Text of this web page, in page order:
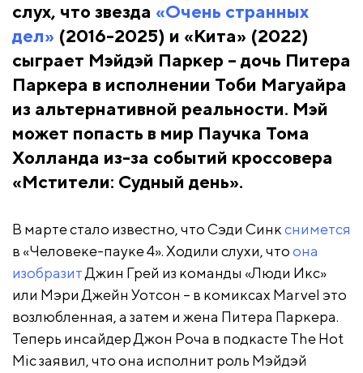
слух, что звезда «Очень странных
дел» (2016-2025) и «Кита» (2022)
сыграет Мэйдэй Паркер – дочь Питера
Паркера в исполнении Тоби Магуайра
из альтернативной реальности. Мэй
может попасть в мир Паучка Тома
Холланда из-за событий кроссовера
«Мстители: Судный день».
В марте стало известно, что Сэди Синкснимется
в «Человеке-пауке 4». Ходили слухи, чтоона
изобразитДжин Грей из команды «Люди Икс»
или Мэри Джейн Уотсон – в комиксах Marvel это
возлюбленная, а затем и жена Питера Паркера.
Теперь инсайдер Джон Роча в подкасте The Hot
Mic заявил, что она исполнит роль Мэйдэй